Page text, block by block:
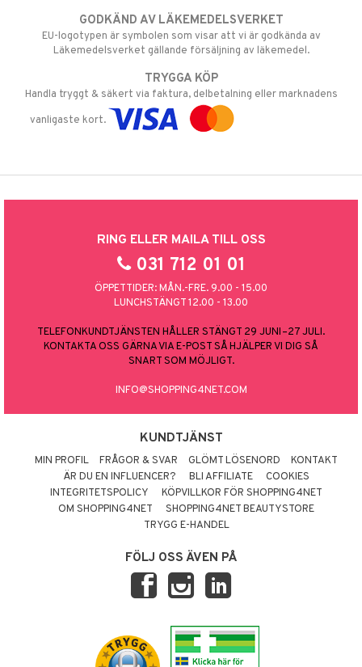
GODKÄND AV LÄKEMEDELSVERKET
EU-logotypen är symbolen som visar att vi är godkända av
Läkemedelsverket gällande försäljning av läkemedel.
TRYGGA KÖP
Handla tryggt & säkert via faktura, delbetalning eller marknadens
vanligaste kort.
RING ELLER MAILA TILL OSS
031 712 01 01
ÖPPETTIDER: MÅN.-FRE. 9.00 - 15.00
LUNCHSTÄNGT 12.00 - 13.00
TELEFONKUNDTJÄNSTEN HÅLLER STÄNGT 29 JUNI–27 JULI.
KONTAKTA OSS GÄRNA VIA E-POST SÅ HJÄLPER VI DIG SÅ
SNART SOM MÖJLIGT.
INFO@SHOPPING4NET.COM
KUNDTJÄNST
MIN PROFIL FRÅGOR & SVAR GLÖMT LÖSENORD
KONTAKT
ÄR DU EN INFLUENCER?
BLI AFFILIATE
COOKIES
INTEGRITETSPOLICY
KÖPVILLKOR FÖR SHOPPING4NET
OM SHOPPING4NET
SHOPPING4NET BEAUTYSTORE
TRYGG E-HANDEL
FÖLJ OSS ÄVEN PÅ